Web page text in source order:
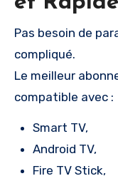
Pas besoin de
compliqué.
Le meilleur
compatible avec :
Smart TV,
Android TV,
Fire TV Stick,